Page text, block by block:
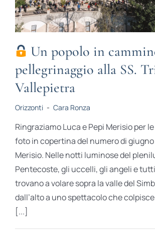
Un popolo in
pellegrinaggio alla SS.
Vallepietra
Orizzonti - Cara Ronza
Ringraziamo Luca e Pepi Merisio per
foto in copertina del numero di giugno
Merisio. Nelle notti luminose del
Pentecoste, gli uccelli, gli angeli e
trovano a volare sopra la valle del
dall’alto a uno spettacolo che
[...]